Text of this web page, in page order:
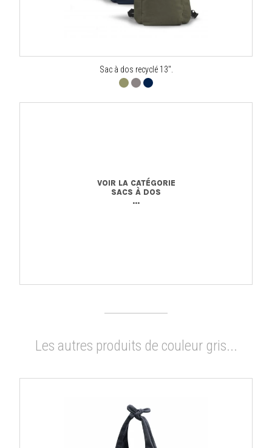
Sac à dos recyclé 13".
VOIR LA CATÉGORIE
SACS À DOS
...
Les autres produits de couleur gris...